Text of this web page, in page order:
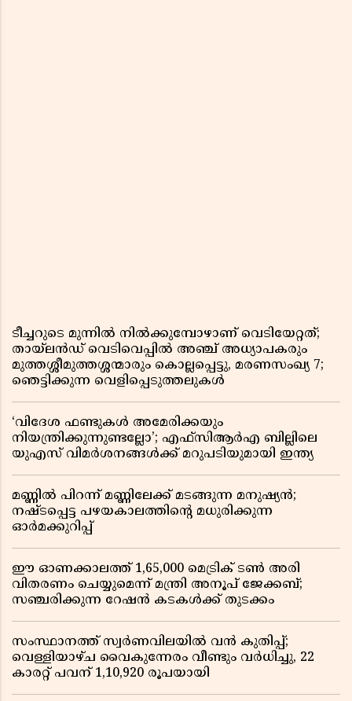
ടീച്ചറുടെ മുന്നിൽ നിൽക്കുമ്പോഴാണ് വെടിയേറ്റത്;
തായ്‌ലൻഡ് വെടിവെപ്പിൽ അഞ്ച് അധ്യാപകരും
മുത്തശ്ശീമുത്തശ്ശന്മാരും കൊല്ലപ്പെട്ടു, മരണസംഖ്യ 7;
ഞെട്ടിക്കുന്ന വെളിപ്പെടുത്തലുകൾ
‘വിദേശ ഫണ്ടുകൾ അമേരിക്കയും
നിയന്ത്രിക്കുന്നുണ്ടല്ലോ’; എഫ്സിആർഎ ബില്ലിലെ
യുഎസ് വിമർശനങ്ങൾക്ക് മറുപടിയുമായി ഇന്ത്യ
മണ്ണിൽ പിറന്ന് മണ്ണിലേക്ക് മടങ്ങുന്ന മനുഷ്യൻ;
നഷ്ടപ്പെട്ട പഴയകാലത്തിൻ്റെ മധുരിക്കുന്ന
ഓർമക്കുറിപ്പ്
ഈ ഓണക്കാലത്ത് 1,65,000 മെട്രിക് ടൺ അരി
വിതരണം ചെയ്യുമെന്ന് മന്ത്രി അനൂപ് ജേക്കബ്;
സഞ്ചരിക്കുന്ന റേഷൻ കടകൾക്ക് തുടക്കം
സംസ്ഥാനത്ത് സ്വർണവിലയിൽ വൻ കുതിപ്പ്;
വെള്ളിയാഴ്ച വൈകുന്നേരം വീണ്ടും വർധിച്ചു, 22
കാരറ്റ് പവന് 1,10,920 രൂപയായി